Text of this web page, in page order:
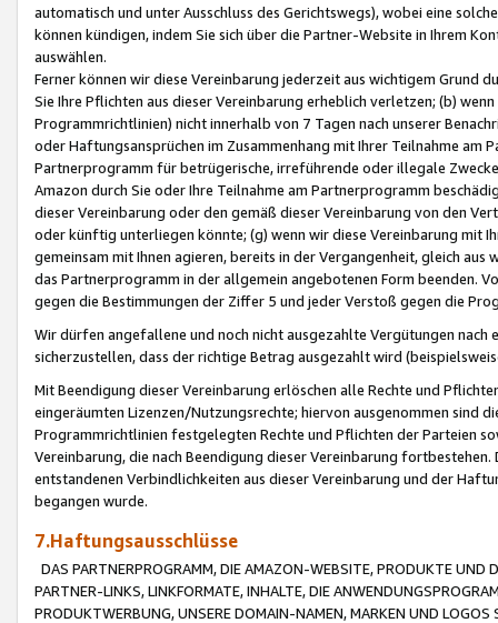
automatisch und unter Ausschluss des Gerichtswegs), wobei eine
können kündigen, indem Sie sich über die Partner-Website in Ihrem
auswählen.
Ferner können wir diese Vereinbarung jederzeit aus wichtigem Grund
Sie Ihre Pflichten aus dieser Vereinbarung erheblich verletzen; (b)
Programmrichtlinien) nicht innerhalb von 7 Tagen nach unserer
oder Haftungsansprüchen im Zusammenhang mit Ihrer Teilnahme am
Partnerprogramm für betrügerische, irreführende oder illegale
Amazon durch Sie oder Ihre Teilnahme am Partnerprogramm
dieser Vereinbarung oder den gemäß dieser Vereinbarung von den
oder künftig unterliegen könnte; (g) wenn wir diese Vereinbarung mit
gemeinsam mit Ihnen agieren, bereits in der Vergangenheit, gleich
das Partnerprogramm in der allgemein angebotenen Form beenden.
gegen die Bestimmungen der Ziffer 5 und jeder Verstoß gegen die
Wir dürfen angefallene und noch nicht ausgezahlte Vergütungen
sicherzustellen, dass der richtige Betrag ausgezahlt wird
Mit Beendigung dieser Vereinbarung erlöschen alle Rechte und
eingeräumten Lizenzen/Nutzungsrechte; hiervon ausgenommen sind
Programmrichtlinien festgelegten Rechte und Pflichten der Parteien
Vereinbarung, die nach Beendigung dieser Vereinbarung
entstandenen Verbindlichkeiten aus dieser Vereinbarung und der
begangen wurde.
7.Haftungsausschlüsse
DAS PARTNERPROGRAMM, DIE AMAZON-WEBSITE, PRODUKTE UND
PARTNER-LINKS, LINKFORMATE, INHALTE, DIE
PRODUKTWERBUNG, UNSERE DOMAIN-NAMEN, MARKEN UND